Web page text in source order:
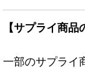
【サプライ商品
一部のサプライ